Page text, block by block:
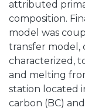
attributed
composition.
model was
transfer model,
characterized,
and melting
station located
carbon (BC)